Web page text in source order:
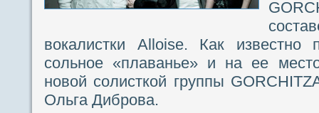
вокалистки Alloise. Как известно
сольное «плаванье» и на ее
новой солисткой группы
Ольга Диброва.